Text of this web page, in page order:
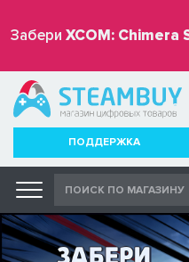
Забери XCOM: Chimera
ПОДДЕРЖКА